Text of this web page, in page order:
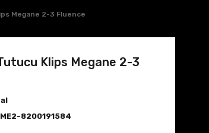
Megane 2-3 Fluence
Klips Megane 2-3
8200191584